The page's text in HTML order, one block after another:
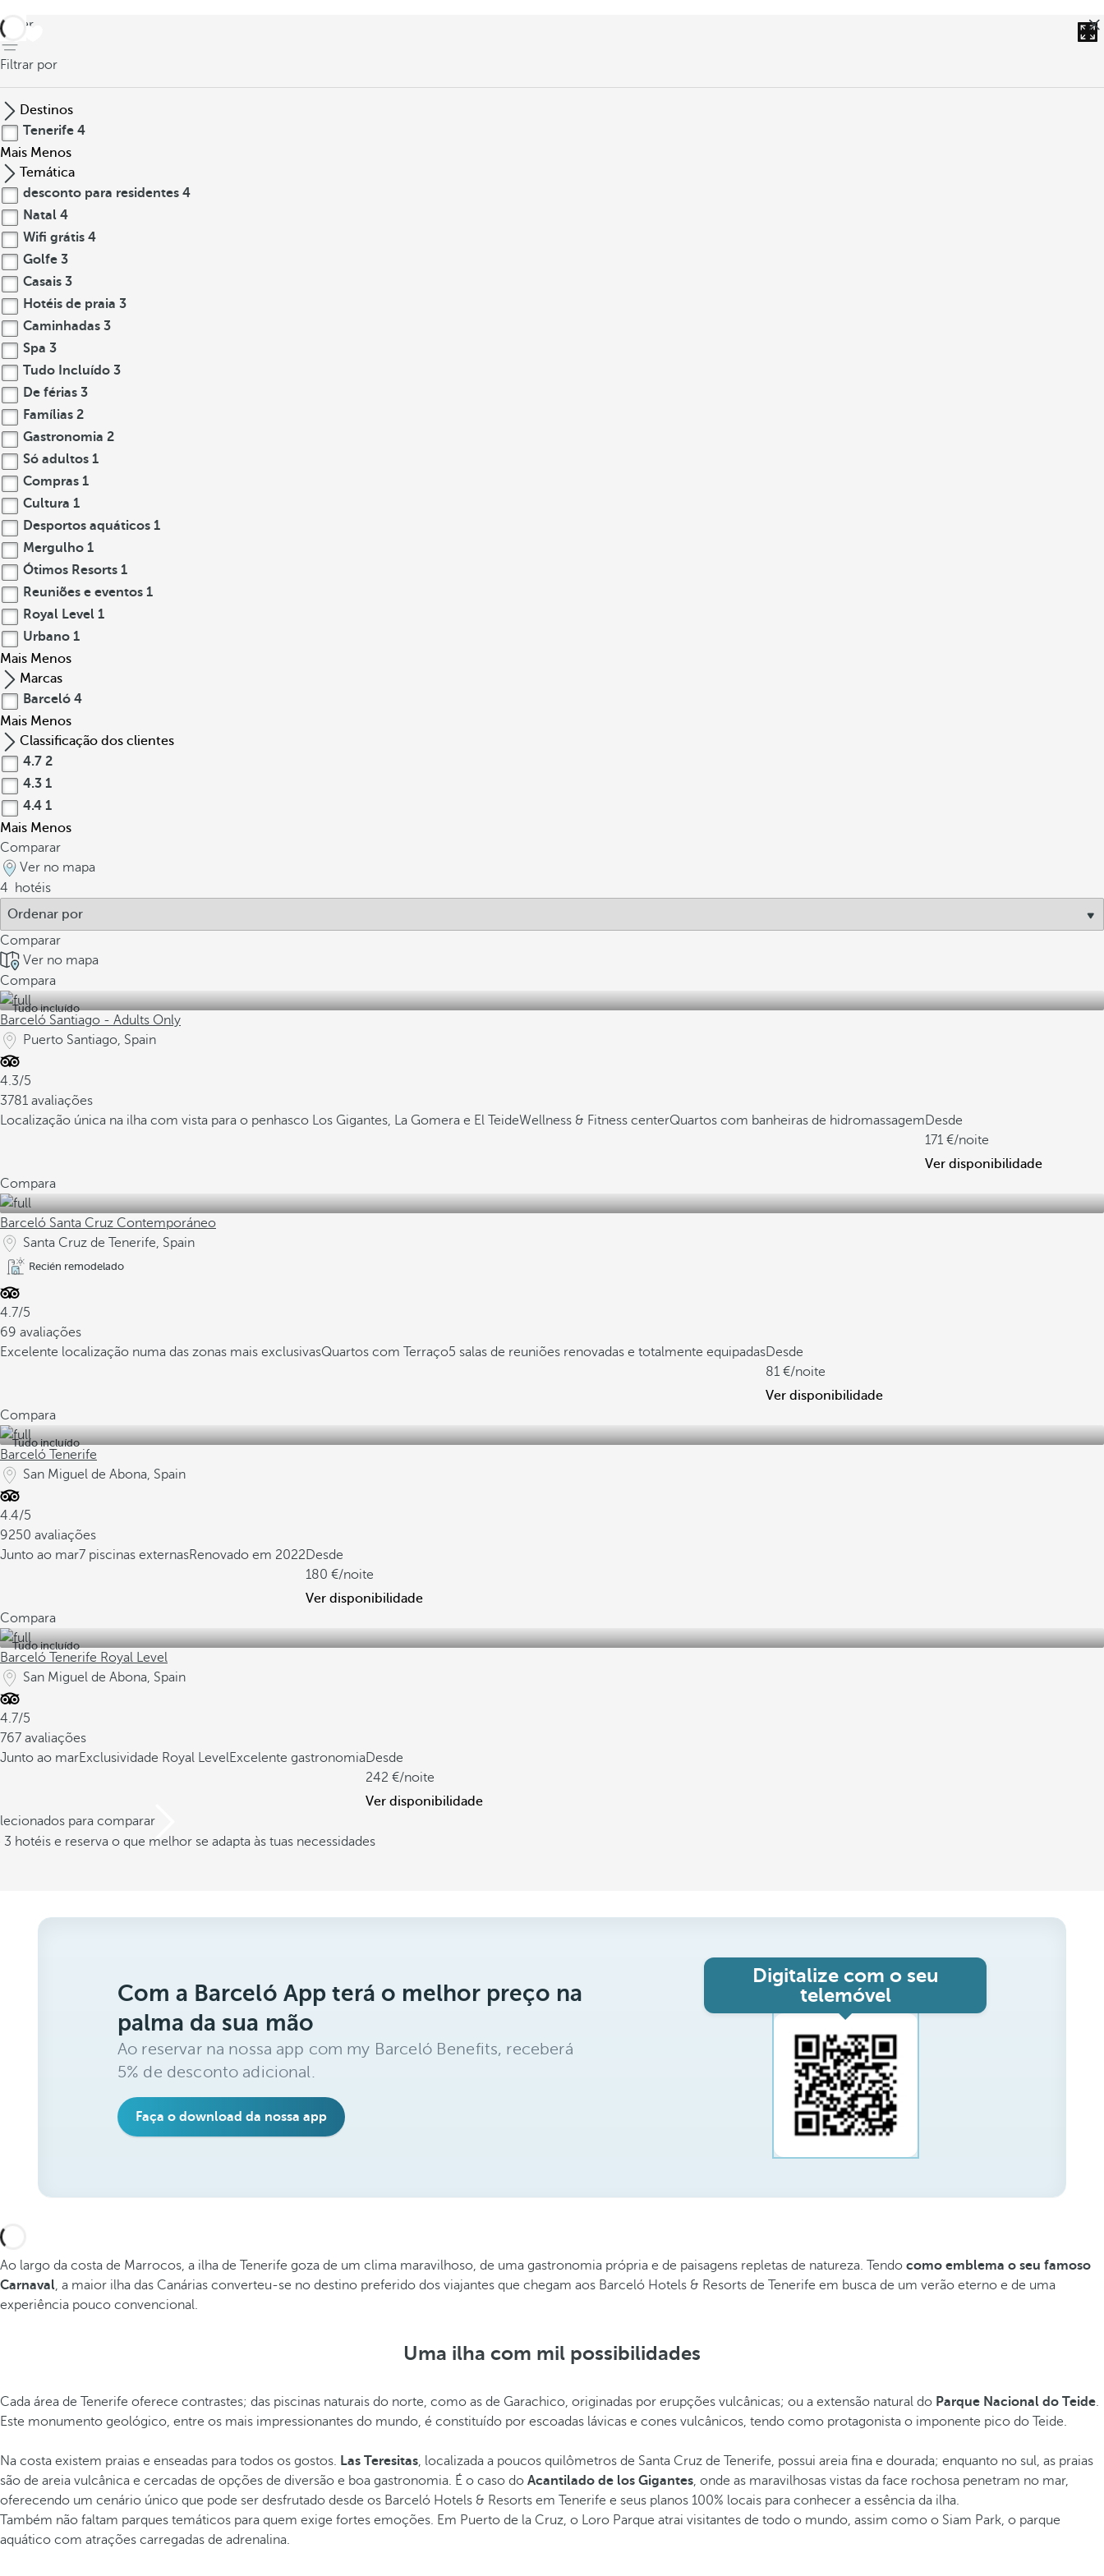
voltar
Filtrar por
Destinos
Tenerife 4
Mais Menos
Temática
desconto para residentes 4
Natal 4
Wifi grátis 4
Golfe 3
Casais 3
Hotéis de praia 3
Caminhadas 3
Spa 3
Tudo Incluído 3
De férias 3
Famílias 2
Gastronomia 2
Só adultos 1
Compras 1
Cultura 1
Desportos aquáticos 1
Mergulho 1
Ótimos Resorts 1
Reuniões e eventos 1
Royal Level 1
Urbano 1
Mais Menos
Marcas
Barceló 4
Mais Menos
Classificação dos clientes
4.7 2
4.3 1
4.4 1
Mais Menos
Comparar
Ver no mapa
4
hotéis
Comparar
Ver no mapa
Compara
Tudo incluído
Barceló Santiago - Adults Only
Puerto Santiago, Spain
4.3/5
3781 avaliações
Localização única na ilha com vista para o penhasco Los Gigantes, La Gomera e El TeideWellness & Fitness centerQuartos com banheiras de hidromassagemDesde
171
/noite
Ver disponibilidade
Compara
Barceló Santa Cruz Contemporáneo
Santa Cruz de Tenerife, Spain
Recién remodelado
4.7/5
69 avaliações
Excelente localização numa das zonas mais exclusivasQuartos com Terraço5 salas de reuniões renovadas e totalmente equipadasDesde
81
/noite
Ver disponibilidade
Compara
Tudo incluído
Barceló Tenerife
San Miguel de Abona, Spain
4.4/5
9250 avaliações
Junto ao mar7 piscinas externasRenovado em 2022Desde
180
/noite
Ver disponibilidade
Compara
Tudo incluído
Barceló Tenerife Royal Level
San Miguel de Abona, Spain
4.7/5
767 avaliações
Junto ao marExclusividade Royal LevelExcelente gastronomiaDesde
242
/noite
Ver disponibilidade
para comparar
hotéis e reserva o que melhor se adapta às tuas necessidades
Com a Barceló App terá o melhor preço na
palma da sua mão
Ao reservar na nossa app com my Barceló Benefits, receberá
5% de desconto adicional.
Faça o download da nossa app
Digitalize com o seu
telemóvel
Ao largo da costa de Marrocos, a ilha de Tenerife goza de um clima maravilhoso, de uma gastronomia própria e de paisagens repletas de natureza. Tendo como emblema o seu famoso
Carnaval, a maior ilha das Canárias converteu-se no destino preferido dos viajantes que chegam aos Barceló Hotels & Resorts de Tenerife em busca de um verão eterno e de uma
experiência pouco convencional.
Uma ilha com mil possibilidades
Cada área de Tenerife oferece contrastes; das piscinas naturais do norte, como as de Garachico, originadas por erupções vulcânicas; ou a extensão natural do Parque Nacional do Teide.
Este monumento geológico, entre os mais impressionantes do mundo, é constituído por escoadas lávicas e cones vulcânicos, tendo como protagonista o imponente pico do Teide.
Na costa existem praias e enseadas para todos os gostos. Las Teresitas, localizada a poucos quilômetros de Santa Cruz de Tenerife, possui areia fina e dourada; enquanto no sul, as praias
são de areia vulcânica e cercadas de opções de diversão e boa gastronomia. É o caso do Acantilado de los Gigantes, onde as maravilhosas vistas da face rochosa penetram no mar,
oferecendo um cenário único que pode ser desfrutado desde os Barceló Hotels & Resorts em Tenerife e seus planos 100% locais para conhecer a essência da ilha.
Também não faltam parques temáticos para quem exige fortes emoções. Em Puerto de la Cruz, o Loro Parque atrai visitantes de todo o mundo, assim como o Siam Park, o parque
aquático com atrações carregadas de adrenalina.